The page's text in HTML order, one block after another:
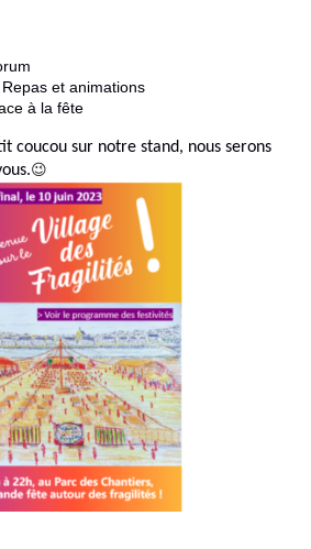
et animations
à la fête
coucou sur notre stand, nous serons
😉